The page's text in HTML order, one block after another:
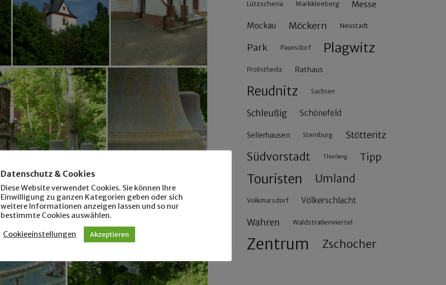
Lützschena Markkleeberg Messe
Mockau Möckern Neustadt
Park Paunsdorf Plagwitz
Probstheida Rathaus
Reudnitz Sachsen
Schleußig Schönefeld
Sellerhausen Sternburg Stötteritz
Südvorstadt Thonberg Tipp
Touristen Umland
Volkmarsdorf Völkerschlacht
Wahren Waldstraßenviertel
Zentrum Zschocher
Datenschutz & Cookies
Diese Website verwendet Cookies. Sie können Ihre
Einwilligung zu ganzen Kategorien geben oder sich
weitere Informationen anzeigen lassen und so nur
bestimmte Cookies auswählen.
Cookieeinstellungen Akzeptieren